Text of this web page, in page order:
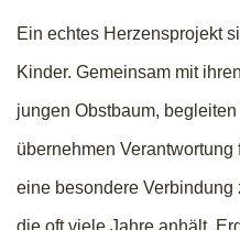
Ein echtes Herzensprojekt
Kinder. Gemeinsam mit
jungen Obstbaum,
übernehmen
eine besondere Verbindung
die oft viele Jahre anhält.